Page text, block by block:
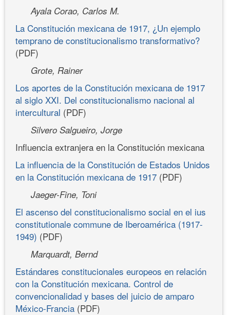
Ayala Corao, Carlos M.
La Constitución mexicana de 1917, ¿Un ejemplo
temprano de constitucionalismo transformativo?
(PDF)
Grote, Rainer
Los aportes de la Constitución mexicana de 1917
al siglo XXI. Del constitucionalismo nacional al
intercultural (PDF)
Silvero Salgueiro, Jorge
Influencia extranjera en la Constitución mexicana
La influencia de la Constitución de Estados Unidos
en la Constitución mexicana de 1917 (PDF)
Jaeger-Fine, Toni
El ascenso del constitucionalismo social en el ius
constitutionale commune de Iberoamérica (1917-
1949) (PDF)
Marquardt, Bernd
Estándares constitucionales europeos en relación
con la Constitución mexicana. Control de
convencionalidad y bases del juicio de amparo
México-Francia (PDF)